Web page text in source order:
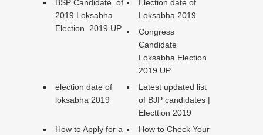
BSP Candidate of
2019 Loksabha
Election 2019 UP
Election date of
Loksabha 2019
Congress
Candidate
Loksabha Election
2019 UP
election date of
loksabha 2019
Latest updated list
of BJP candidates |
Electtion 2019
How to Apply for a
How to Check Your